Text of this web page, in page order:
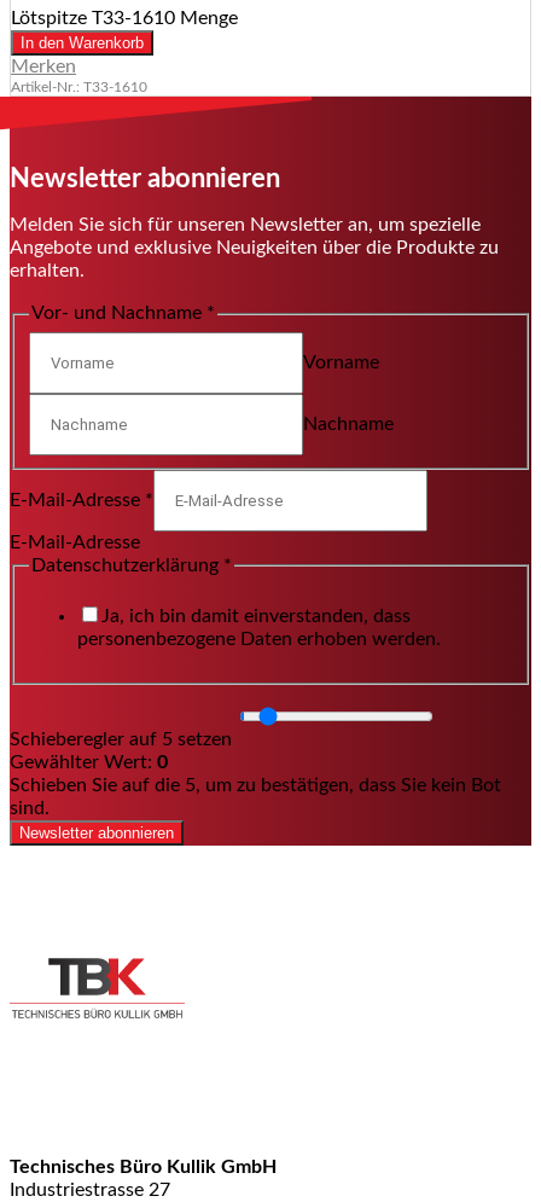
Lötspitze T33-1610 Menge
In den Warenkorb
Merken
Artikel-Nr.: T33-1610
Newsletter abonnieren
Melden Sie sich für unseren Newsletter an, um spezielle
Angebote und exklusive Neuigkeiten über die Produkte zu
erhalten.
Vor- und Nachname *
Vorname
Nachname
E-Mail-Adresse *
E-Mail-Adresse
Datenschutzerklärung *
Ja, ich bin damit einverstanden, dass
personenbezogene Daten erhoben werden.
Schieberegler auf 5 setzen
Gewählter Wert: 0
Schieben Sie auf die 5, um zu bestätigen, dass Sie kein Bot
sind.
Newsletter abonnieren
Technisches Büro Kullik GmbH
Industriestrasse 27